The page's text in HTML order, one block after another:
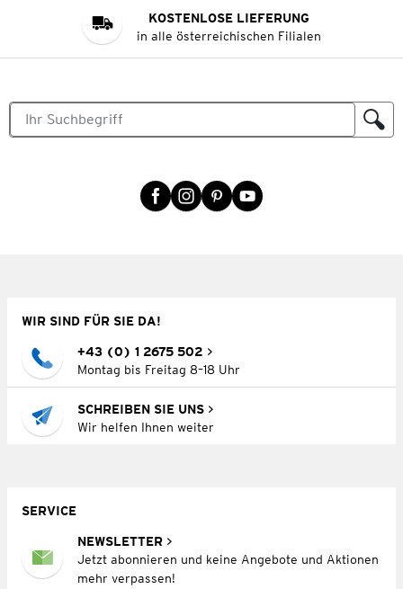
KOSTENLOSE LIEFERUNG
in alle österreichischen Filialen
WIR SIND FÜR SIE DA!
+43 (0) 1 2675 502
Montag bis Freitag 8–18 Uhr
SCHREIBEN SIE UNS
Wir helfen Ihnen weiter
SERVICE
NEWSLETTER
Jetzt abonnieren und keine Angebote und Aktionen
mehr verpassen!